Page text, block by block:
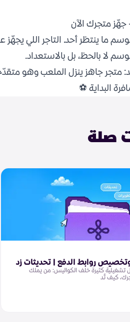
جهّز متجرك الآن
ما ينتظر أحد. التاجر اللي
لا بالحظ، بل بالاستعداد.
متجر جاهز ينزل الملعب وهو
البداية ⚽
صلة
روابط الدفع | تحديثات زد
تشغيلية كثيرة خلف الكواليس: من يملك
كيف تُد